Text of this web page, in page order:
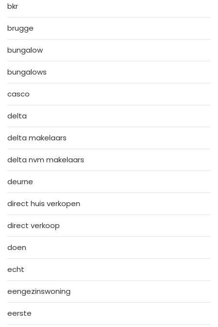
bkr
brugge
bungalow
bungalows
casco
delta
delta makelaars
delta nvm makelaars
deurne
direct huis verkopen
direct verkoop
doen
echt
eengezinswoning
eerste